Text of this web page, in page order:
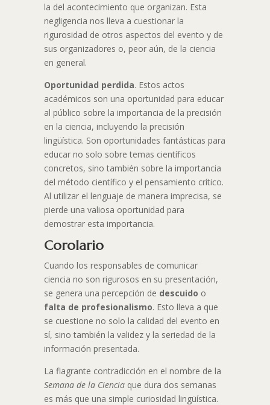
la del acontecimiento que organizan. Esta
negligencia nos lleva a cuestionar la
rigurosidad de otros aspectos del evento y de
sus organizadores o, peor aún, de la ciencia
en general.
Oportunidad perdida. Estos actos
académicos son una oportunidad para educar
al público sobre la importancia de la precisión
en la ciencia, incluyendo la precisión
lingüística. Son oportunidades fantásticas para
educar no solo sobre temas científicos
concretos, sino también sobre la importancia
del método científico y el pensamiento crítico.
Al utilizar el lenguaje de manera imprecisa, se
pierde una valiosa oportunidad para
demostrar esta importancia.
Corolario
Cuando los responsables de comunicar
ciencia no son rigurosos en su presentación,
se genera una percepción de descuido o
falta de profesionalismo. Esto lleva a que
se cuestione no solo la calidad del evento en
sí, sino también la validez y la seriedad de la
información presentada.
La flagrante contradicción en el nombre de la
Semana de la Cienciaque dura dos semanas
es más que una simple curiosidad lingüística.